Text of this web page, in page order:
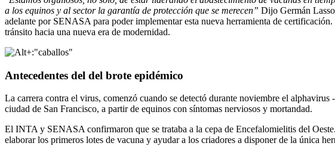
a los equinos y al sector la garantía de protección que se merecen” Dijo Germán
adelante por SENASA para poder implementar esta nueva herramienta de
tránsito hacia una nueva era de modernidad.
Antecedentes del del brote epidémico
La carrera contra el virus, comenzó cuando se detectó durante noviembre el
ciudad de San Francisco, a partir de equinos con síntomas nerviosos y mortandad.
El INTA y SENASA confirmaron que se trataba a la cepa de Encefalomielitis del
elaborar los primeros lotes de vacuna y ayudar a los criadores a disponer de la única